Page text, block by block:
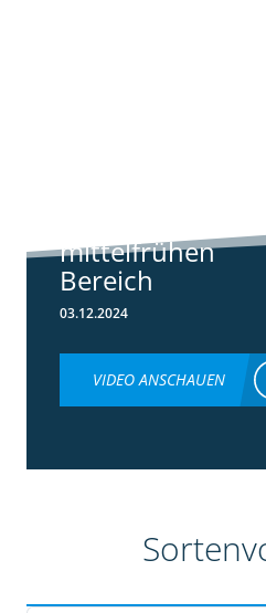
mittelfrühen
Bereich
03.12.2024
VIDEO ANSCHAUEN